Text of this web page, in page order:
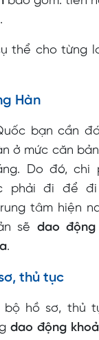
thể cho từng
Hàn
bạn cần
ở mức căn
Do đó, chi
phải đi để đi
tâm hiện
sẽ dao
.
thủ tục
bộ hồ sơ, thủ
dao động